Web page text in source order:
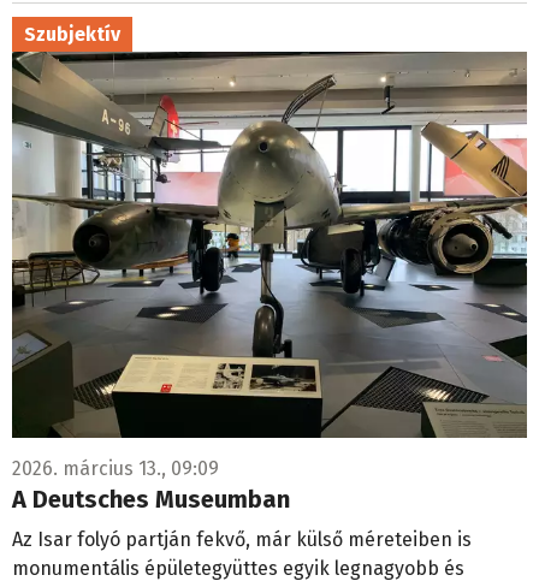
Szubjektív
2026. március 13., 09:09
A Deutsches Museumban
Az Isar folyó partján fekvő, már külső méreteiben is
monumentális épületegyüttes egyik legnagyobb és